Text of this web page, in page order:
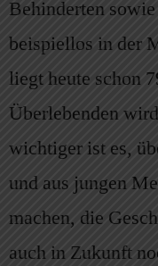
Behinderten
beispiellos in der
liegt heute schon
Überlebenden
wichtiger ist es,
und aus jungen
machen, die
auch in Zukunft